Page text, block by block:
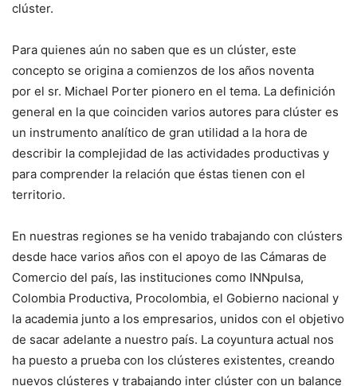
clúster.
Para quienes aún no saben que es un clúster, este
concepto se origina a comienzos de los años noventa
por el sr. Michael Porter pionero en el tema. La definición
general en la que coinciden varios autores para clúster es
un instrumento analítico de gran utilidad a la hora de
describir la complejidad de las actividades productivas y
para comprender la relación que éstas tienen con el
territorio.
En nuestras regiones se ha venido trabajando con clústers
desde hace varios años con el apoyo de las Cámaras de
Comercio del país, las instituciones como INNpulsa,
Colombia Productiva, Procolombia, el Gobierno nacional y
la academia junto a los empresarios, unidos con el objetivo
de sacar adelante a nuestro país. La coyuntura actual nos
ha puesto a prueba con los clústeres existentes, creando
nuevos clústeres y trabajando inter clúster con un balance